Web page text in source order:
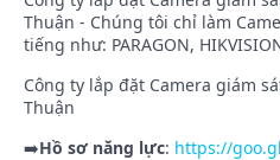
Thuận - Chúng tôi chỉ làm
tiếng như: PARAGON,
Công ty lắp đặt Camera giám
Thuận
➡️Hồ sơ năng lực: https://